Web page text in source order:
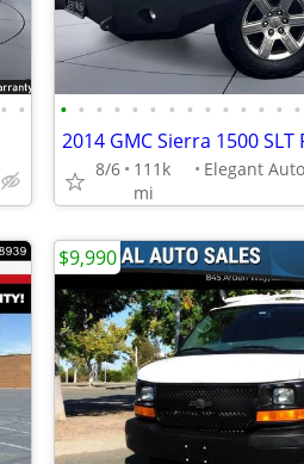
• • • • • • • • • • • • • • • •
2014 GMC Sierra 1500 SLT
8/6
111k
mi
$9,990